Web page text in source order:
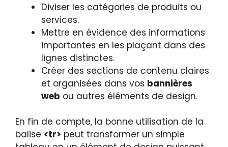
Diviser les catégories de produits ou
services.
Mettre en évidence des informations
importantes en les plaçant dans des
lignes distinctes.
Créer des sections de contenu claires
et organisées dans vos bannières
web ou autres éléments de design.
En fin de compte, la bonne utilisation de la
balise <tr> peut transformer un simple